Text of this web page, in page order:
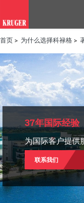
产品
应用领域
工具与资源
新闻媒体
为什么选择科禄格
招聘
联系我们
首页 > 为什么选择科禄格 >
37年国际经验
为国际客户提供
联系我们